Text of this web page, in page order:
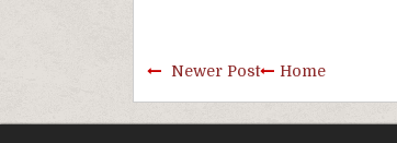
Newer Post Home